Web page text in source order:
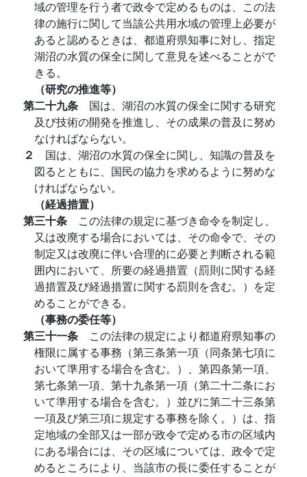
域の管理を行う者で政令で定めるものは、この法
律の施行に関して当該公共用水域の管理上必要が
あると認めるときは、都道府県知事に対し、指定
湖沼の水質の保全に関して意見を述べることがで
きる。
（研究の推進等）
第二十九条 国は、湖沼の水質の保全に関する研究
及び技術の開発を推進し、その成果の普及に努め
なければならない。
２ 国は、湖沼の水質の保全に関し、知識の普及を
図るとともに、国民の協力を求めるように努めな
ければならない。
（経過措置）
第三十条 この法律の規定に基づき命令を制定し、
又は改廃する場合においては、その命令で、その
制定又は改廃に伴い合理的に必要と判断される範
囲内において、所要の経過措置（罰則に関する経
過措置及び経過措置に関する罰則を含む。）を定
めることができる。
（事務の委任等）
第三十一条 この法律の規定により都道府県知事の
権限に属する事務（第三条第一項（同条第七項に
おいて準用する場合を含む。）、第四条第一項、
第七条第一項、第十九条第一項（第二十二条にお
いて準用する場合を含む。）並びに第二十三条第
一項及び第三項に規定する事務を除く。）は、指
定地域の全部又は一部が政令で定める市の区域内
にある場合には、その区域については、政令で定
めるところにより、当該市の長に委任することが